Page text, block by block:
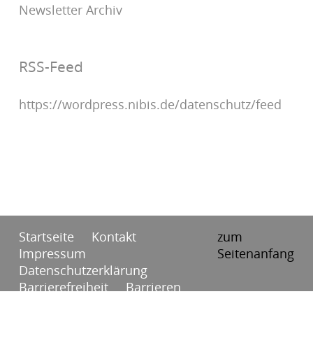
Newsletter Archiv
RSS-Feed
https://wordpress.nibis.de/datenschutz/feed
Startseite
Kontakt
Impressum
Datenschutzerklärung
Barrierefreiheit
Barrieren
zum
Seitenanfang